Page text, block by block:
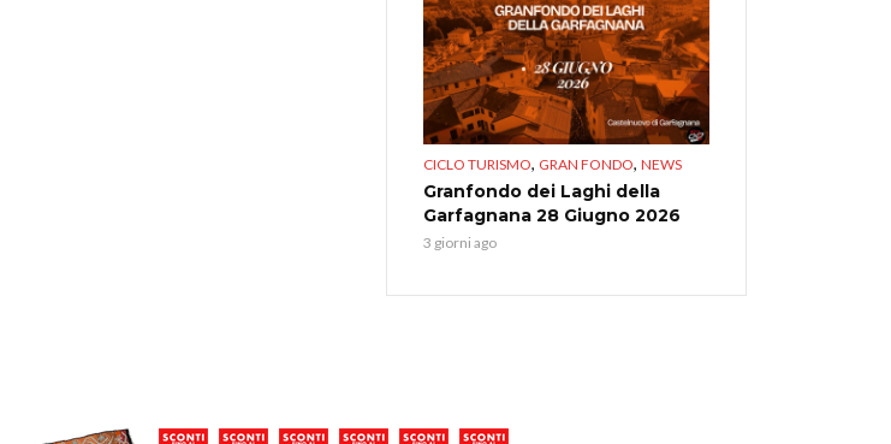
CICLO TURISMO, GRAN FONDO, NEWS
Granfondo dei Laghi della
Garfagnana 28 Giugno 2026
3 giorni ago